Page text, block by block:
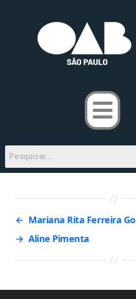
← Mariana Rita Ferreira
→ Aline Pimenta